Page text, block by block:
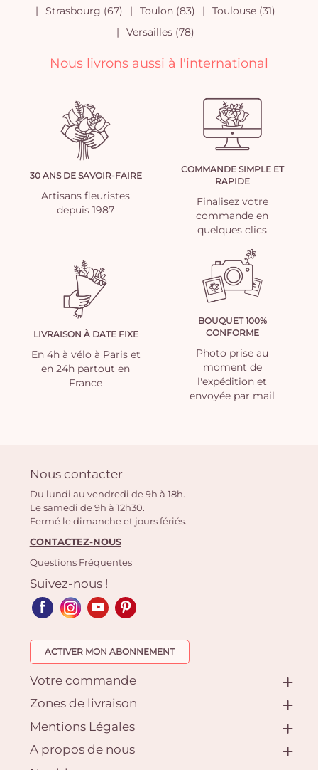
Strasbourg (67)
Toulon (83)
Toulouse (31)
Versailles (78)
Nous livrons aussi à l'international
30 ANS DE SAVOIR-FAIRE
Artisans fleuristes
depuis 1987
COMMANDE SIMPLE ET
RAPIDE
Finalisez votre
commande en
quelques clics
LIVRAISON À DATE FIXE
En 4h à vélo à Paris et
en 24h partout en
France
BOUQUET 100%
CONFORME
Photo prise au
moment de
l'expédition et
envoyée par mail
Nous contacter
Du lundi au vendredi de 9h à 18h.
Le samedi de 9h à 12h30.
Fermé le dimanche et jours fériés.
CONTACTEZ-NOUS
Questions Fréquentes
Suivez-nous !
ACTIVER MON ABONNEMENT
Votre commande
Zones de livraison
Mentions Légales
A propos de nous